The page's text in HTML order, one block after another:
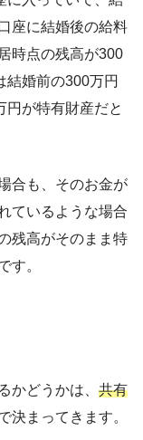
座に結婚後の給料
時点の残高が300
結婚前の300万円
円が特有財産だと
合も、そのお金が
ているような場合
残高がそのまま特
す。
かどうかは、 共有
決まってきます。